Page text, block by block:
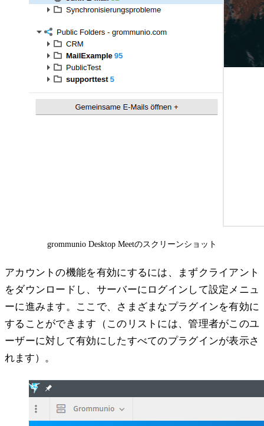
grommunio Desktop Meetのスクリーンショット
アカウントの機能を有効にするには、まずクライアント
をダウンロードし、サーバーにログインして設定メニュ
ーに進みます。ここで、さまざまなプラグインを有効に
することができます（このリストには、管理者がこのユ
ーザーに対して有効にしたすべてのプラグインが表示さ
れます）。